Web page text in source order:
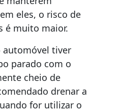
eles, o risco de
é muito maior.
automóvel tiver
parado com o
cheio de
drenar a
for utilizar o